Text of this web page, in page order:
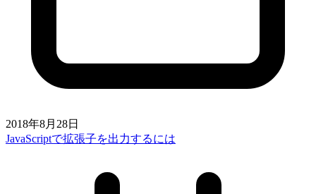
2018年8月28日
JavaScriptで拡張子を出力するには